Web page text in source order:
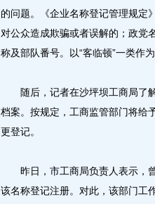
的问题。《企业名称登记管理规定
对公众造成欺骗或者误解的；政党
称及部队番号。以“客临顿”一类作
随后，记者在沙坪坝工商局了解
档案。按规定，工商监管部门将给
更登记。
昨日，市工商局负责人表示，曾
该名称登记注册。对此，该部门工